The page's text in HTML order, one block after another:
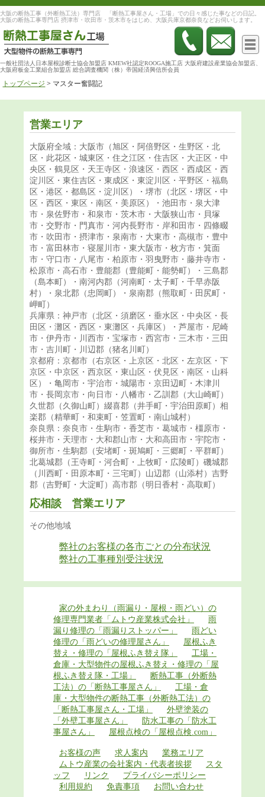
大阪の断熱工事（外断熱工法）専門店 「断熱工事屋さん・工場」での日々感じた事などの日記。
大阪の断熱工事専門店 摂津市・吹田市・茨木市をはじめ、大阪兵庫京都奈良などお伺いします。
一般社団法人日本屋根診断士協会加盟店 KMEW社認定ROOGA施工店 大阪府建設産業協会加盟店、
大阪府板金工業組合加盟店 総合調査機関（株）帝国経済興信所会員
トップページ > マスター奮闘記
営業エリア
大阪府全域：大阪市（旭区・阿倍野区・生野区・北
区・此花区・城東区・住之江区・住吉区・大正区・中
央区・鶴見区・天王寺区・浪速区・西区・西成区・西
淀川区・東住吉区・東成区・東淀川区・平野区・福島
区・港区・都島区・淀川区）・堺市（北区・堺区・中
区・西区・東区・南区・美原区）・池田市・泉大津
市・泉佐野市・和泉市・茨木市・大阪狭山市・貝塚
市・交野市・門真市・河内長野市・岸和田市・四條畷
市・吹田市・摂津市・泉南市・大東市・高槻市・豊中
市・富田林市・寝屋川市・東大阪市・枚方市・箕面
市・守口市・八尾市・柏原市・羽曳野市・藤井寺市・
松原市・高石市・豊能郡（豊能町・能勢町）・三島郡
（島本町）・南河内郡（河南町・太子町・千早赤阪
村）・泉北郡（忠岡町）・泉南郡（熊取町・田尻町・
岬町）
兵庫県：神戸市（北区・須磨区・垂水区・中央区・長
田区・灘区・西区・東灘区・兵庫区）・芦屋市・尼崎
市・伊丹市・川西市・宝塚市・西宮市・三木市・三田
市・吉川町・川辺郡（猪名川町）
京都府：京都市（右京区・上京区・北区・左京区・下
京区・中京区・西京区・東山区・伏見区・南区・山科
区）・亀岡市・宇治市・城陽市・京田辺町・木津川
市・長岡京市・向日市・八幡市・乙訓郡（大山崎町）
久世郡（久御山町）綴喜郡（井手町・宇治田原町）相
楽郡（精華町・和束町・笠置町・南山城村）
奈良県：奈良市・生駒市・香芝市・葛城市・橿原市・
桜井市・天理市・大和郡山市・大和高田市・宇陀市・
御所市・生駒郡（安堵町・斑鳩町・三郷町・平群町）
北葛城郡（王寺町・河合町・上牧町・広陵町）磯城郡
（川西町・田原本町・三宅町）山辺郡（山添村）吉野
郡（吉野町・大淀町）高市郡（明日香村・高取町）
応相談 営業エリア
その他地域
弊社のお客様の各市ごとの分布状況
弊社の工事種別受注状況
家の外まわり（雨漏り・屋根・雨どい）の
修理専門業者「ムトウ産業株式会社」
雨
漏り修理の「雨漏りストッパー」
雨どい
修理の「雨どいの修理屋さん」
屋根ふき
替え・修理の「屋根ふき替え隊」
工場・
倉庫・大型物件の屋根ふき替え・修理の「屋
根ふき替え隊・工場」
断熱工事（外断熱
工法）の「断熱工事屋さん」
工場・倉
庫・大型物件の断熱工事（外断熱工法）の
「断熱工事屋さん・工場」
外壁塗装の
「外壁工事屋さん」
防水工事の「防水工
事屋さん」
屋根点検の「屋根点検.com」
お客様の声 求人案内
業務エリア
ムトウ産業の会社案内・代表者挨拶
スタ
ッフ
リンク
プライバシーポリシー
利用規約
免責事項 お問い合わせ